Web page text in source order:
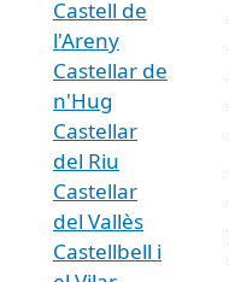
Castell de
l'Areny
Castellar de
n'Hug
Castellar
del Riu
Castellar
del Vallès
Castellbell i